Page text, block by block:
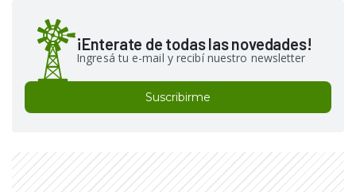
¡Enterate de todas las novedades!
Ingresá tu e-mail y recibí nuestro newsletter
Suscribirme